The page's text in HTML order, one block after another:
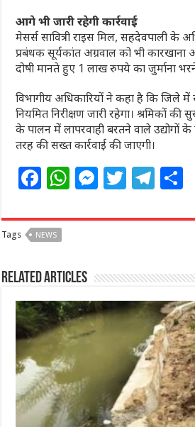
आगे भी जारी रहेगी कार्रवाई
मेसर्स सावित्री राइस मिल, सहदेवपाली के
प्रबंधक सूर्यकांत अग्रवाल को भी
दोषी मानते हुए 1 लाख रुपये का जुर्माना
विभागीय अधिकारियों ने कहा है कि जिले में
नियमित निरीक्षण जारी रहेगा। श्रमिकों की
के पालन में लापरवाही बरतने वाले उद्योगों
तरह की सख्त कार्रवाई की जाएगी।
F
c
e
b
o
o
k
W
at
A
p
p
M
ss
n
g
e
r
T
itt
r
T
e
ra
m
Tags NEWS
Related Articles